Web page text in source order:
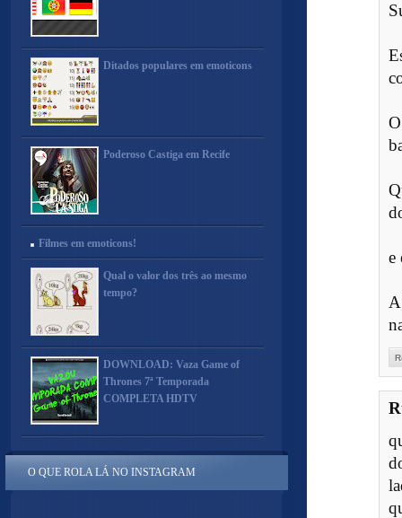
e
Ditados populares em emoticons
Poderoso Castiga em Recife
Filmes em emoticons!
Qual o valor dos três ao mesmo
tempo?
DOWNLOAD: Vaza Game of
Thrones 7ª Temporada
COMPLETA HDTV
O QUE ROLA LÁ NO INSTAGRAM